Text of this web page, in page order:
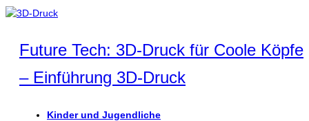
Future Tech: 3D-Druck für Coole Köpfe
– Einführung 3D-Druck
Kinder und Jugendliche